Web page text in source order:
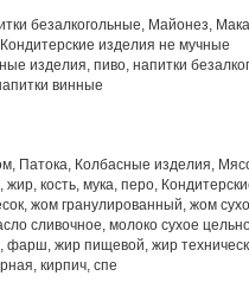
безалкогольные, Майонез,
изделия не мучные
изделия, пиво, напитки
винные
Патока, Колбасные изделия,
кость, мука, перо,
жом гранулированный, жом
сливочное, молоко сухое
фарш, жир пищевой, жир
кирпич, спе